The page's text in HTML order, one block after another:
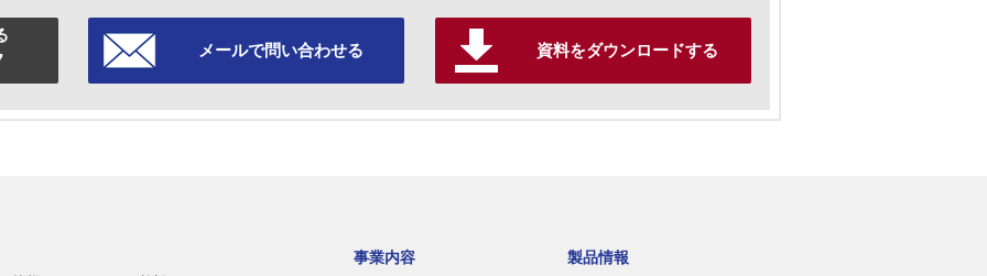
メールで問い合わせる 資料をダウンロードする
事業内容 製品情報